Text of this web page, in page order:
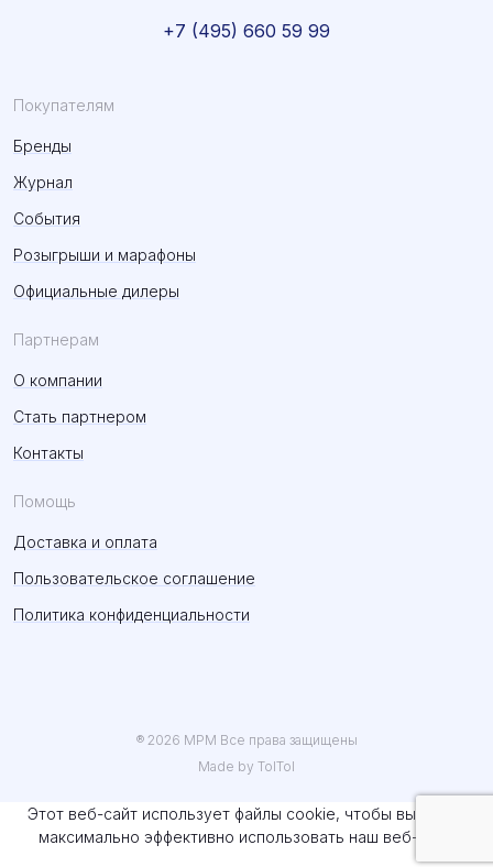
Покупателям
Бренды
Журнал
События
Розыгрыши и марафоны
Официальные дилеры
Партнерам
О компании
Стать партнером
Контакты
Помощь
Доставка и оплата
Пользовательское соглашение
Политика конфиденциальности
+7 (495) 660 59 99
® 2026 MPM Все права защищены
Made by TolTol
Этот веб-сайт использует файлы cookie, чтобы вы могли
максимально эффективно использовать наш веб-сайт.